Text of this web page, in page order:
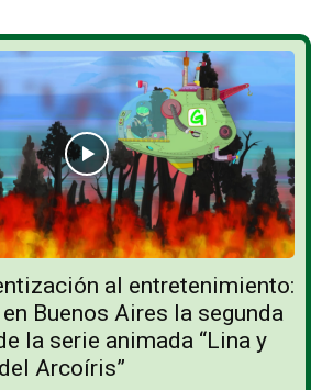
al entretenimiento:
Buenos Aires la segunda
la serie animada “Lina y
Arcoíris”